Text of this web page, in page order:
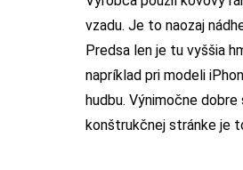
vzadu. Je to naozaj
Predsa len je tu vyššia
napríklad pri modeli
hudbu. Výnimočne
konštrukčnej stránke je